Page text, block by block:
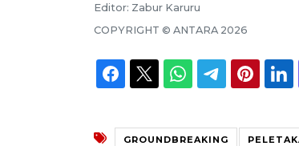
Editor: Zabur Karuru
COPYRIGHT © ANTARA 2026
GROUNDBREAKING